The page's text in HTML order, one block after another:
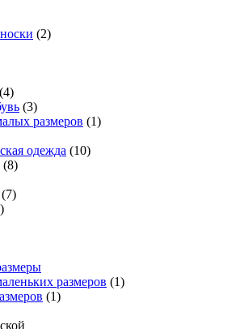
(2)
(4)
(3)
размеров (1)
одежда (10)
(8)
(7)
)
размеров (1)
(1)